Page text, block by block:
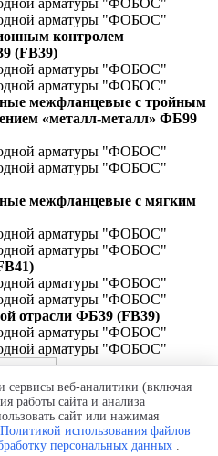
контролем
(FB39)
межфланцевые с тройным
«металл-металл» ФБ99
межфланцевые с мягким
отрасли ФБ39 (FB39)
данных
данных
веб-аналитики (включая
работы сайта и анализа
сайт или нажимая
Политикой использования файлов
персональных данных .